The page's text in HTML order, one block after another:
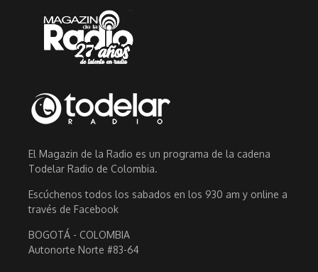
El Magazin de la Radio es un programa de la cadena
Todelar Radio de Colombia.
Escúchenos todos los sabados en los 930 am y online a
través de Facebook
BOGOTÁ - COLOMBIA
Autonorte Norte #83-64